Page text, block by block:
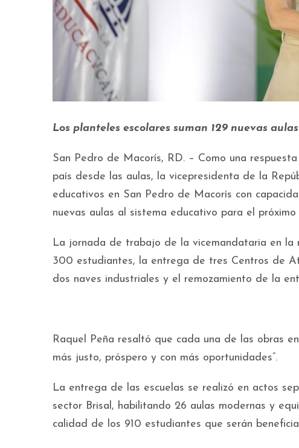
Los planteles escolares suman 129 nuevas
San Pedro de Macorís, RD. – Como una
país desde las aulas, la vicepresidenta de la
educativos en San Pedro de Macorís con
nuevas aulas al sistema educativo para el
La jornada de trabajo de la vicemandataria en la
300 estudiantes, la entrega de tres Centros de
dos naves industriales y el remozamiento de la
Raquel Peña resaltó que cada una de las obras
más justo, próspero y con más oportunidades”.
La entrega de las escuelas se realizó en actos
sector Brisal, habilitando 26 aulas modernas y
calidad de los 910 estudiantes que serán